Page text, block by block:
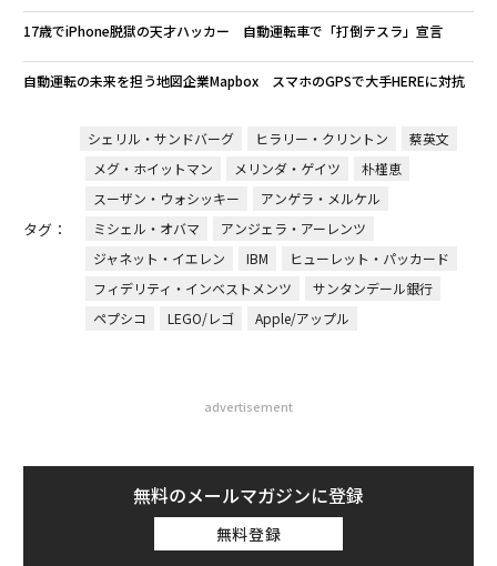
17歳でiPhone脱獄の天才ハッカー 自動運転車で「打倒テスラ」宣言
自動運転の未来を担う地図企業Mapbox スマホのGPSで大手HEREに対抗
タグ：
シェリル・サンドバーグ ヒラリー・クリントン
蔡英文
メグ・ホイットマン
メリンダ・ゲイツ
朴槿恵
スーザン・ウォシッキー
アンゲラ・メルケル
ミシェル・オバマ
アンジェラ・アーレンツ
ジャネット・イエレン
IBM
ヒューレット・パッカード
フィデリティ・インベストメンツ
サンタンデール銀行
ペプシコ
LEGO/レゴ Apple/アップル
advertisement
無料のメールマガジンに登録
無料登録